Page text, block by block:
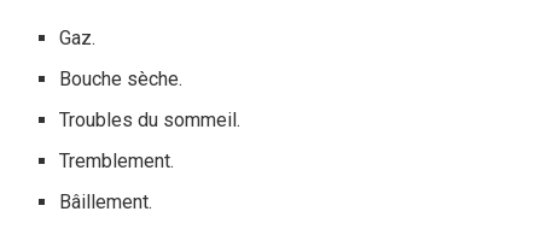
Gaz.
Bouche sèche.
Troubles du sommeil.
Tremblement.
Bâillement.